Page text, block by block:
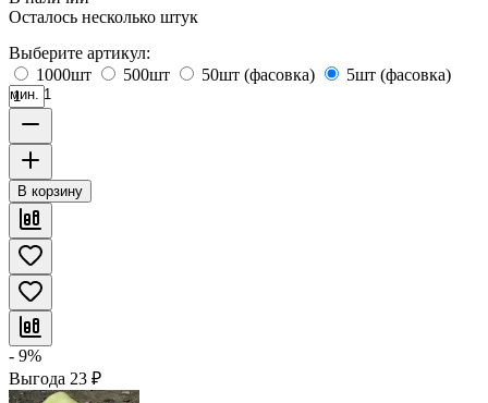
Осталось несколько штук
Выберите артикул:
1000шт
500шт 50шт (фасовка) 5шт (фасовка)
мин. 1
В корзину
- 9%
Выгода 23 ₽